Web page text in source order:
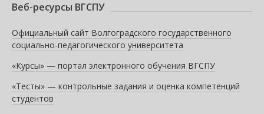
Веб-ресурсы ВГСПУ
Официальный сайт Волгоградского государственного
социально-педагогического университета
«Курсы» — портал электронного обучения ВГСПУ
«Тесты» — контрольные задания и оценка компетенций
студентов